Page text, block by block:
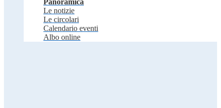
Panoramica
Le notizie
Le circolari
Calendario eventi
Albo online